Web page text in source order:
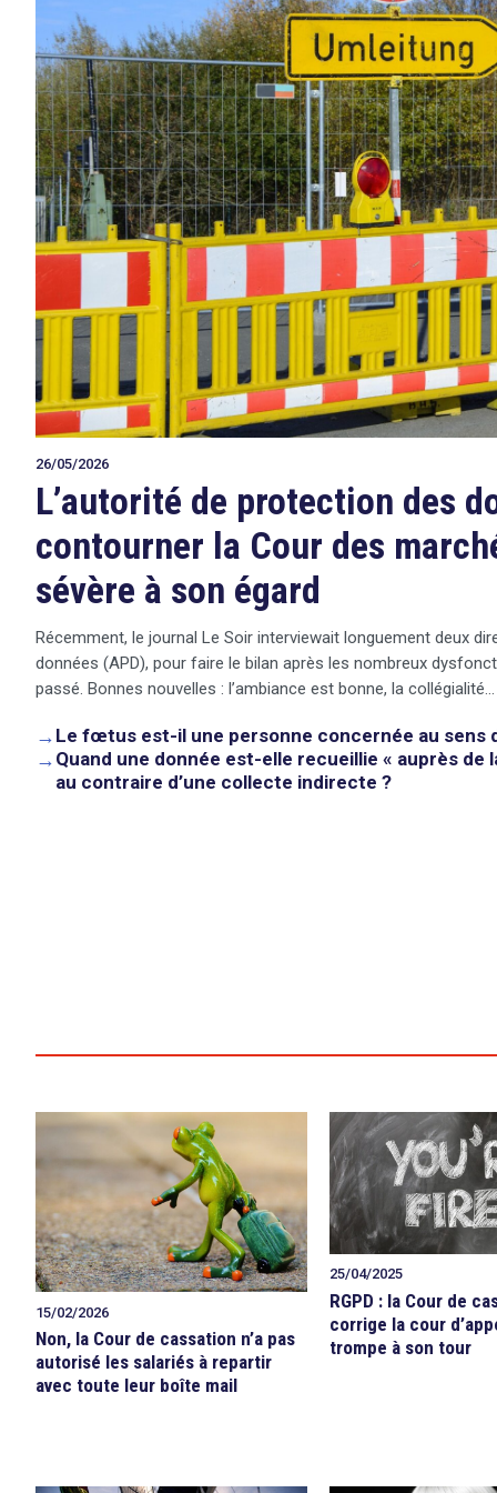
26/05/2026
L’autorité de protection des
contourner la Cour des
sévère à son égard
Récemment, le journal Le Soir interviewait longuement deux
données (APD), pour faire le bilan après les nombreux
passé. Bonnes nouvelles : l’ambiance est bonne, la collégialité…
→ Le fœtus est-il une personne concernée au sens
→ Quand une donnée est-elle recueillie « auprès de
au contraire d’une collecte indirecte ?
15/02/2026
Non, la Cour de cassation n’a pas
autorisé les salariés à repartir
avec toute leur boîte mail
25/04/2025
RGPD : la Cour de
corrige la cour
trompe à son tour